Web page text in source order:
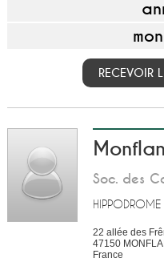
RECEVOIR
Soc. des
22 allée des
47150
France